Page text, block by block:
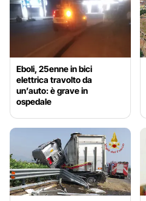
Eboli, 25enne in bici
elettrica travolto da
un’auto: è grave in
ospedale